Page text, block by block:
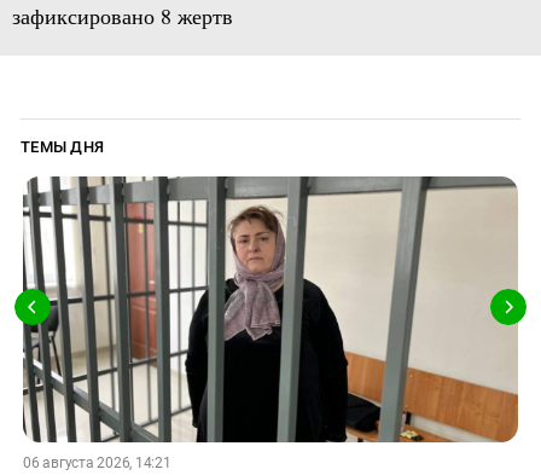
зафиксировано 8 жертв
ТЕМЫ ДНЯ
06 августа 2026, 14:21